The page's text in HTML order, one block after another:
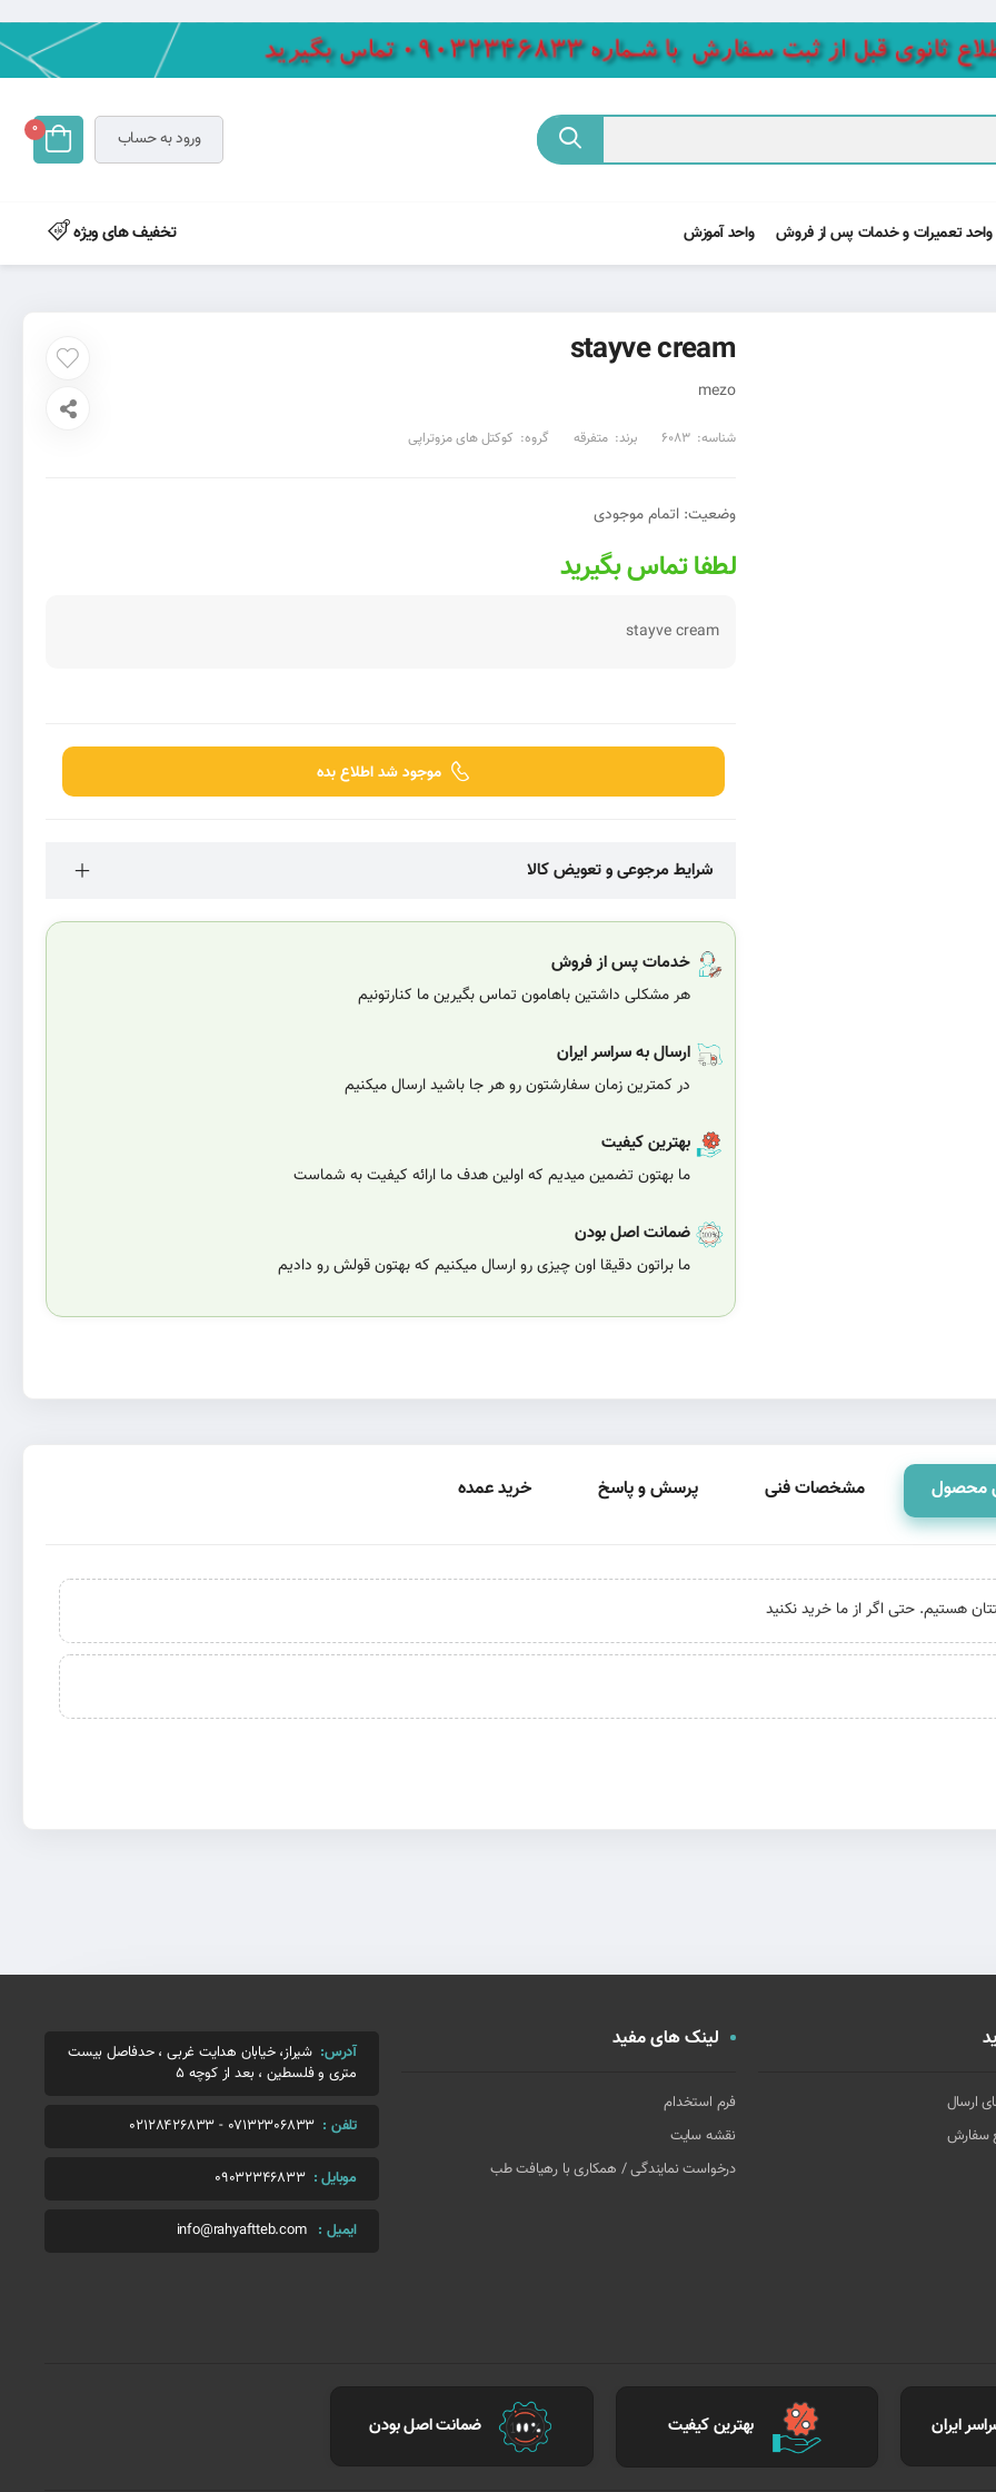
ورود به حساب 0
واحد تعمیرات و خدمات پس از فروش واحد آموزش تخفیف های ویژه
stayve cream
mezo
شناسه: 6083 برند: متفرقه گروه: کوکتل های مزوتراپی
وضعیت: اتمام موجودی
لطفا تماس بگیرید
stayve cream
موجود شد اطلاع بده
شرایط مرجوعی و تعویض کالا
خدمات پس از فروش
هر مشکلی داشتین باهامون تماس بگیرین ما کنارتونیم
ارسال به سراسر ایران
در کمترین زمان سفارشتون رو هر جا باشید ارسال میکنیم
بهترین کیفیت
ما بهتون تضمین میدیم که اولین هدف ما ارائه کیفیت به شماست
ضمانت اصل بودن
ما براتون دقیقا اون چیزی رو ارسال میکنیم که بهتون قولش رو دادیم
محصول مشخصات فنی پرسش و پاسخ خرید عمده
ارسال
سفارش
لینک های مفید
فرم استخدام
نقشه سایت
درخواست نمایندگی / همکاری با رهیافت طب
آدرس: شیراز، خیابان هدایت غربی ، حدفاصل بیست
متری و فلسطین ، بعد از کوچه 5
تلفن : 07132306833
-
02128426833
موبایل : 09032346833
ایمیل : info@rahyaftteb.com
ایران بهترین کیفیت ضمانت اصل بودن